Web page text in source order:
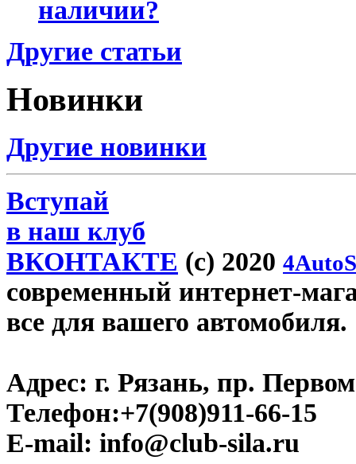
наличии?
Другие статьи
Новинки
Другие новинки
Вступай
в наш клуб
ВКОНТАКТЕ (c) 2020
современный интернет-
все для вашего автомобиля.
Адрес: г. Рязань, пр.
Телефон:+7(908)911-66-15
E-mail: info@club-sila.ru